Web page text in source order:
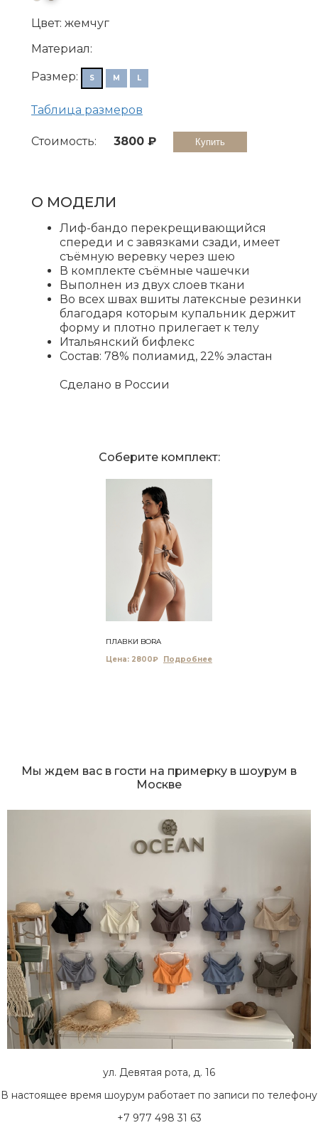
Цвет: жемчуг
Материал:
Размер: S M L
Таблица размеров
Стоимость: 3800
О МОДЕЛИ
Лиф-бандо перекрещивающийся
спереди и с завязками сзади, имеет
съёмную веревку через шею
В комплекте съёмные чашечки
Выполнен из двух слоев ткани
Во всех швах вшиты латексные резинки
благодаря которым купальник держит
форму и плотно прилегает к телу
Итальянский бифлекс
Состав: 78% полиамид, 22% эластан
Сделано в России
Соберите комплект:
ПЛАВКИ BORA
Цена: 2800₽
Мы ждем вас в гости на примерку в шоурум в
Москве
ул. Девятая рота, д. 16
В настоящее время шоурум работает по записи по телефону
+7 977 498 31 63